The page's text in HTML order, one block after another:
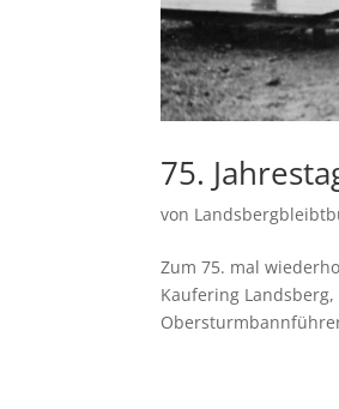
75.
von
Zum 75. mal
Kaufering